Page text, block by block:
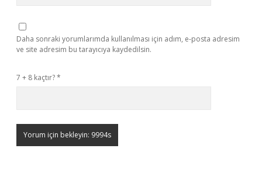
Daha sonraki yorumlarımda kullanılması için adım, e-posta adresim
ve site adresim bu tarayıcıya kaydedilsin.
7 + 8 kaçtır?*